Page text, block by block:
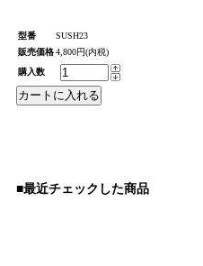
型番
SUSH23
販売価格4,800円(内税)
購入数
■最近チェックした商品